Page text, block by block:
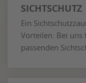
SICHTSCHUTZ
Ein
Vorteilen: Bei uns
passenden